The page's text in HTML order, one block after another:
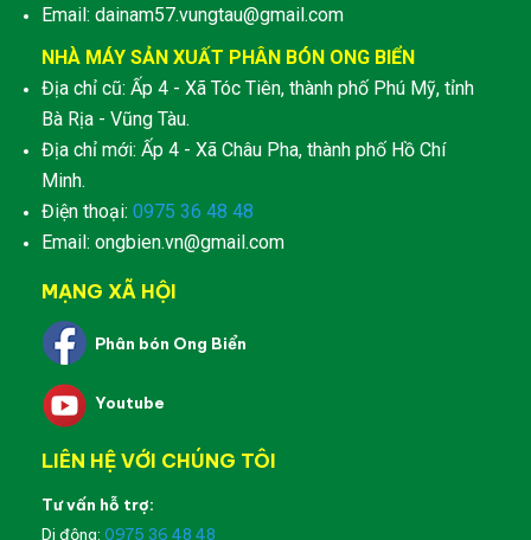
Email: dainam57.vungtau@gmail.com
NHÀ MÁY SẢN XUẤT PHÂN BÓN ONG BIỂN
Địa chỉ cũ: Ấp 4 - Xã Tóc Tiên, thành phố Phú Mỹ, tỉnh
Bà Rịa - Vũng Tàu.
Địa chỉ mới: Ấp 4 - Xã Châu Pha, thành phố Hồ Chí
Minh.
Điện thoại: 0975 36 48 48
Email: ongbien.vn@gmail.com
MẠNG XÃ HỘI
Phân bón Ong Biển
Youtube
LIÊN HỆ VỚI CHÚNG TÔI
Tư vấn hỗ trợ:
Di động: 0975 36 48 48